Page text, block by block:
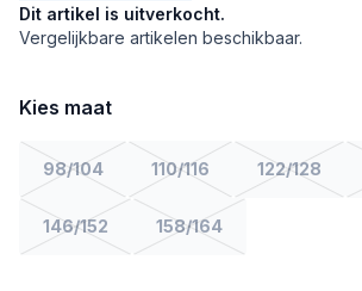
Dit artikel is uitverkocht.
Vergelijkbare artikelen beschikbaar.
Kies maat
98/104 110/116 122/128
146/152 158/164